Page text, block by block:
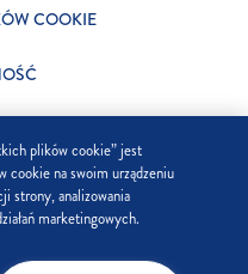
COOKIE
plików cookie” jest
cookie na swoim urządzeniu
strony, analizowania
marketingowych.